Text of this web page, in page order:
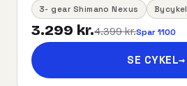
3- gear Shimano Nexus Bycykel
3.299 kr.4.399 kr.Spar 1100
SE CYKEL→